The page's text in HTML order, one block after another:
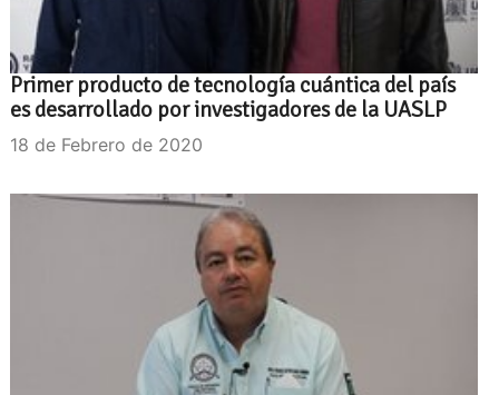
Primer producto de tecnología cuántica del país
es desarrollado por investigadores de la UASLP
18 de Febrero de 2020